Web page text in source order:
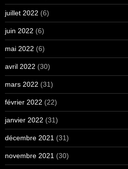
juillet 2022 (6)
juin 2022 (6)
mai 2022 (6)
avril 2022 (30)
mars 2022 (31)
février 2022 (22)
janvier 2022 (31)
décembre 2021 (31)
novembre 2021 (30)